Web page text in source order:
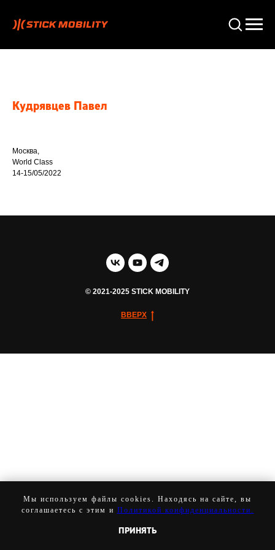
Кудрявцев Павел
Москва,
World Class
14-15/05/2022
Мы используем файлы cookies. Находясь на сайте, вы
соглашаетесь с этим и Политикой конфиденциальности.
ПРИНЯТЬ
© 2021-2025 STICK MOBILITY
ВВЕРХ